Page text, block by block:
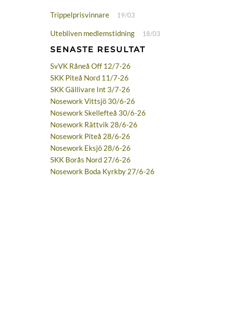
Trippelprisvinnare 19/03
Utebliven medlemstidning 18/03
SENASTE RESULTAT
SvVK Råneå Off 12/7-26
SKK Piteå Nord 11/7-26
SKK Gällivare Int 3/7-26
Nosework Vittsjö 30/6-26
Nosework Skellefteå 30/6-26
Nosework Rättvik 28/6-26
Nosework Piteå 28/6-26
Nosework Eksjö 28/6-26
SKK Borås Nord 27/6-26
Nosework Boda Kyrkby 27/6-26